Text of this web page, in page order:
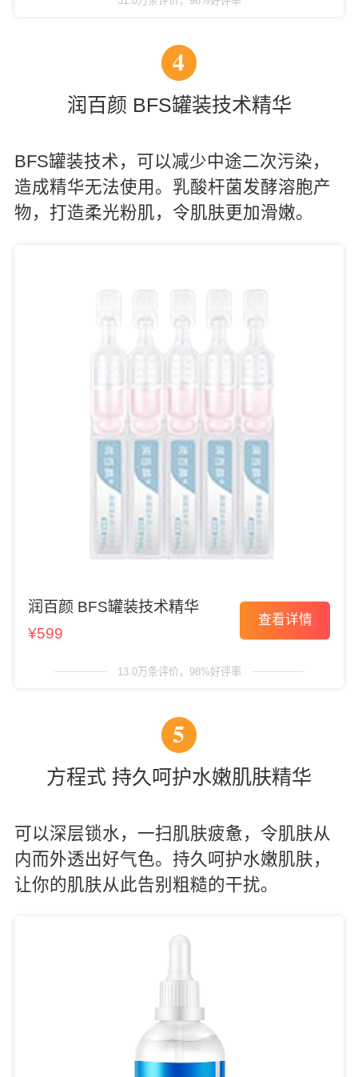
4
润百颜 BFS罐装技术精华
BFS罐装技术，可以减少中途二次污染，
造成精华无法使用。乳酸杆菌发酵溶胞产
物，打造柔光粉肌，令肌肤更加滑嫩。
润百颜 BFS罐装技术精华
¥599
查看详情
13.0万条评价，98%好评率
5
方程式 持久呵护水嫩肌肤精华
可以深层锁水，一扫肌肤疲惫，令肌肤从
内而外透出好气色。持久呵护水嫩肌肤，
让你的肌肤从此告别粗糙的干扰。